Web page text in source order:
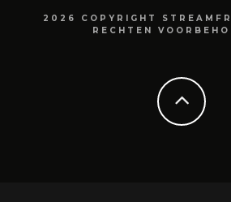
2026 COPYRIGHT
RECHTEN